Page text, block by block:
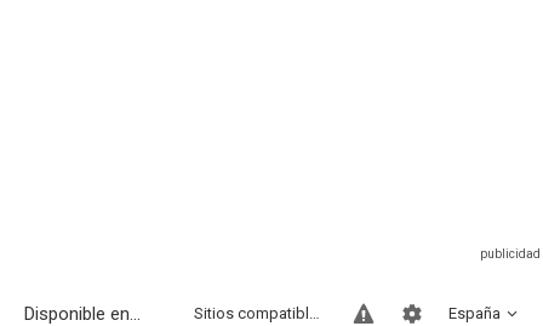
Disponible en... España
Sitios compatibles